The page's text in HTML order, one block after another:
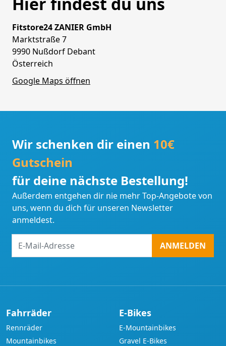
Fitstore24 ZANIER GmbH
Marktstraße 7
9990 Nußdorf Debant
Österreich
Google Maps öffnen
Wir schenken dir einen 10€
Gutschein
für deine nächste Bestellung!
Außerdem entgehen dir nie mehr Top-Angebote von
uns, wenn du dich für unseren Newsletter
anmeldest.
Mail-
ANMELDEN
Fahrräder
Rennräder
Mountainbikes
E-Bikes
E-Mountainbikes
Gravel E-Bikes